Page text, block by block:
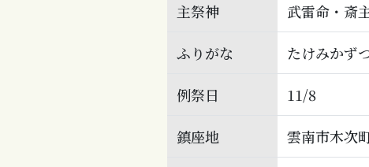
主祭神 武雷命・斎
ふりがな たけみかず
例祭日 11/8
鎮座地 雲南市木次